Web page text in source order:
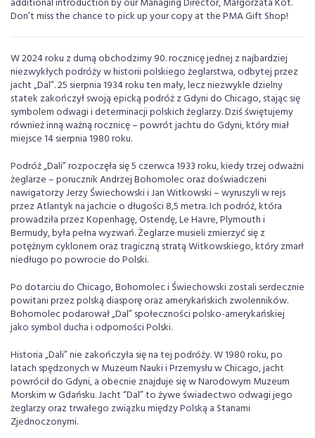
additional introduction by our Managing Director, Małgorzata Kot.
Don’t miss the chance to pick up your copy at the PMA Gift Shop!
W 2024 roku z dumą obchodzimy 90. rocznicę jednej z najbardziej
niezwykłych podróży w historii polskiego żeglarstwa, odbytej przez
jacht „Dal”. 25 sierpnia 1934 roku ten mały, lecz niezwykle dzielny
statek zakończył swoją epicką podróż z Gdyni do Chicago, stając się
symbolem odwagi i determinacji polskich żeglarzy. Dziś świętujemy
również inną ważną rocznicę – powrót jachtu do Gdyni, który miał
miejsce 14 sierpnia 1980 roku.
Podróż „Dali” rozpoczęła się 5 czerwca 1933 roku, kiedy trzej odważni
żeglarze – porucznik Andrzej Bohomolec oraz doświadczeni
nawigatorzy Jerzy Świechowski i Jan Witkowski – wyruszyli w rejs
przez Atlantyk na jachcie o długości 8,5 metra. Ich podróż, która
prowadziła przez Kopenhagę, Ostendę, Le Havre, Plymouth i
Bermudy, była pełna wyzwań. Żeglarze musieli zmierzyć się z
potężnym cyklonem oraz tragiczną stratą Witkowskiego, który zmarł
niedługo po powrocie do Polski.
Po dotarciu do Chicago, Bohomolec i Świechowski zostali serdecznie
powitani przez polską diasporę oraz amerykańskich zwolenników.
Bohomolec podarował „Dal” społeczności polsko-amerykańskiej
jako symbol ducha i odporności Polski.
Historia „Dali” nie zakończyła się na tej podróży. W 1980 roku, po
latach spędzonych w Muzeum Nauki i Przemysłu w Chicago, jacht
powrócił do Gdyni, a obecnie znajduje się w Narodowym Muzeum
Morskim w Gdańsku. Jacht “Dal” to żywe świadectwo odwagi jego
żeglarzy oraz trwałego związku między Polską a Stanami
Zjednoczonymi.